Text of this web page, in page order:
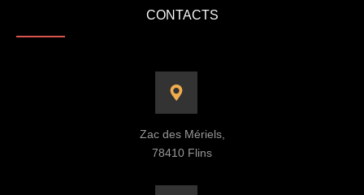
CONTACTS
Zac des Mériels,
78410 Flins